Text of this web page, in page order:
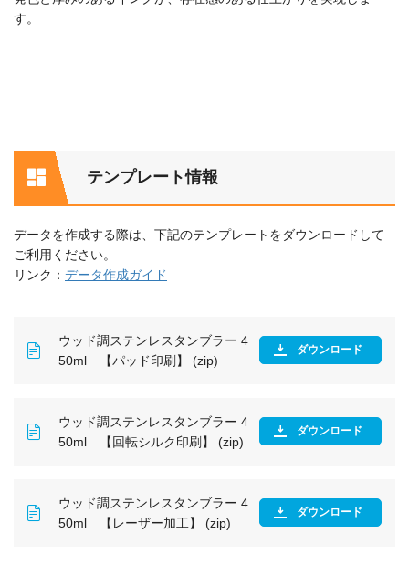
す。
テンプレート情報
データを作成する際は、下記のテンプレートをダウンロードして
ご利用ください。
リンク： データ作成ガイド
ウッド調ステンレスタンブラー 4
50ml 【パッド印刷】 (zip)
ダウンロード
ウッド調ステンレスタンブラー 4
50ml 【回転シルク印刷】 (zip)
ダウンロード
ウッド調ステンレスタンブラー 4
50ml 【レーザー加工】 (zip)
ダウンロード